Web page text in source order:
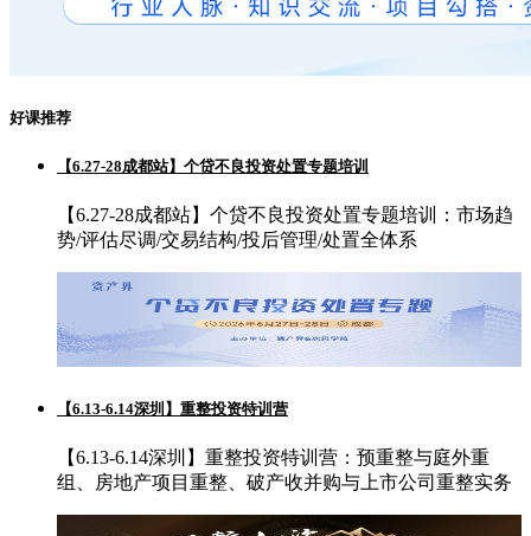
好课推荐
【6.27-28成都站】个贷不良投资处置专题培训
【6.27-28成都站】个贷不良投资处置专题培训：市场趋
势/评估尽调/交易结构/投后管理/处置全体系
【6.13-6.14深圳】重整投资特训营
【6.13-6.14深圳】重整投资特训营：预重整与庭外重
组、房地产项目重整、破产收并购与上市公司重整实务